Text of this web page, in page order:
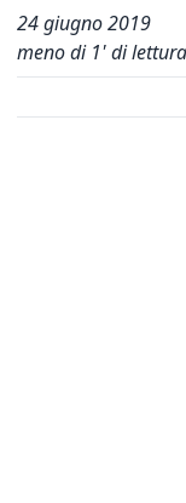
24 giugno 2019
meno di 1' di lettura